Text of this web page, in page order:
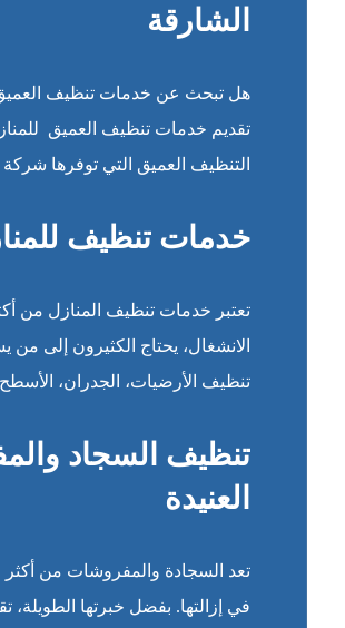
الشارقة
هل تبحث عن خدمات تنظيف العميق
تقديم خدمات تنظيف العميق
التنظيف العميق التي توفرها
خدمات تنظيف
تعتبر خدمات تنظيف المنازل من
الانشغال، يحتاج الكثيرون إلى
تنظيف الأرضيات، الجدران،
تنظيف السجاد
العنيدة
تعد السجادة والمفروشات من أكثر
في إزالتها. بفضل خبرتها